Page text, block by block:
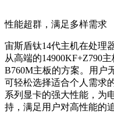
性能超群，满足多样需求
宙斯盾钛14代主机在处理
从高端的14900KF+Z790
B760M主板的方案。用户
可轻松选择适合个人需求
系列显卡的强大性能，为
持，满足用户对高性能的追